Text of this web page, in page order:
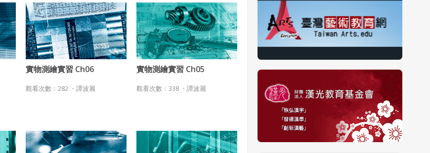
實物測繪實習 Ch06
觀看次數：282 ・ 譚波麗
實物測繪實習 Ch05
觀看次數：338 ・ 譚波麗
本系統防盜拷措施或類似措施，會員不得予以破解、破壞或以其他
方法規避。
會員使用本系統之費用，由吉寶系統公司定之並按月收取。吉寶系
統公司得不定期公告與調整費用。
四、會員授權
會員享有其創作之衍生著作的著作權，但會員同意吉寶系統公司得
於該著作權存續期間內無償使用，包括再授權之權利。
會員聲明並保證會員於使用本系統時創作、上傳或張貼的著作物，
會員享有所有權或經合法授權。